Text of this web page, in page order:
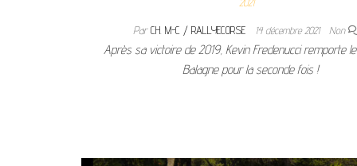
ParCH. M-C / RALLYECORSE 14 décembre 2021 Non
Après sa victoire de 2019, Kevin Fredenucci remporte
Balagne pour la seconde fois !